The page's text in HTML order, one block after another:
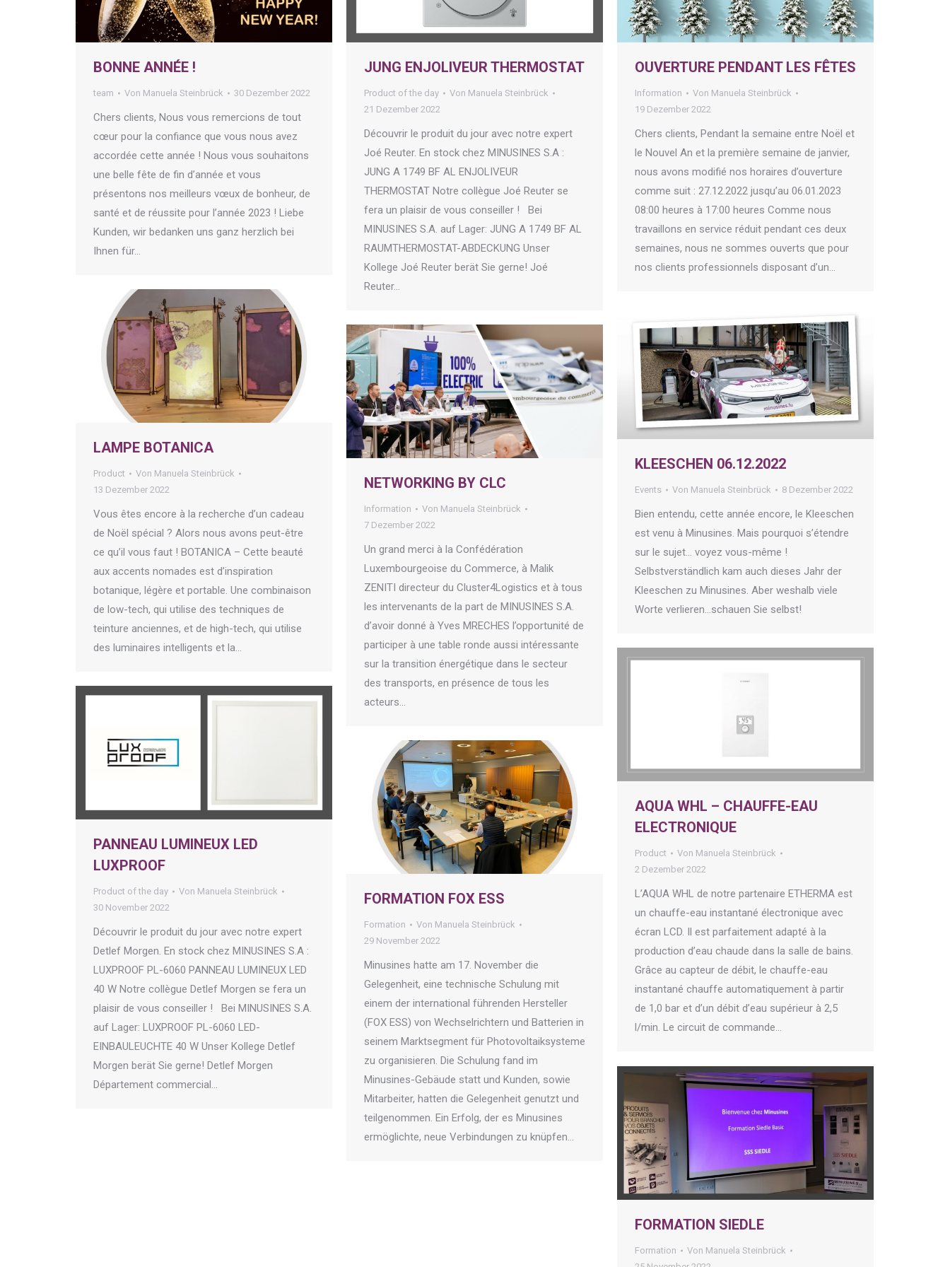
BONNE ANNÉE !
team Von Manuela Steinbrück 30 Dezember 2022
Chers clients, Nous vous remercions de tout
cœur pour la confiance que vous nous avez
accordée cette année ! Nous vous souhaitons
une belle fête de fin d’année et vous
présentons nos meilleurs vœux de bonheur, de
santé et de réussite pour l’année 2023 ! Liebe
Kunden, wir bedanken uns ganz herzlich bei
Ihnen für…
JUNG ENJOLIVEUR THERMOSTAT
Product of the day Von Manuela Steinbrück
21 Dezember 2022
Découvrir le produit du jour avec notre expert
Joé Reuter. En stock chez MINUSINES S.A :
JUNG A 1749 BF AL ENJOLIVEUR
THERMOSTAT Notre collègue Joé Reuter se
fera un plaisir de vous conseiller ! Bei
MINUSINES S.A. auf Lager: JUNG A 1749 BF AL
RAUMTHERMOSTAT-ABDECKUNG Unser
Kollege Joé Reuter berät Sie gerne! Joé
Reuter…
OUVERTURE PENDANT LES FÊTES
Information Von Manuela Steinbrück
19 Dezember 2022
Chers clients, Pendant la semaine entre Noël et
le Nouvel An et la première semaine de janvier,
nous avons modifié nos horaires d’ouverture
comme suit : 27.12.2022 jusqu’au 06.01.2023
08:00 heures à 17:00 heures Comme nous
travaillons en service réduit pendant ces deux
semaines, nous ne sommes ouverts que pour
nos clients professionnels disposant d’un…
LAMPE BOTANICA
Product Von Manuela Steinbrück
13 Dezember 2022
Vous êtes encore à la recherche d’un cadeau
de Noël spécial ? Alors nous avons peut-être
ce qu’il vous faut ! BOTANICA – Cette beauté
aux accents nomades est d’inspiration
botanique, légère et portable. Une combinaison
de low-tech, qui utilise des techniques de
teinture anciennes, et de high-tech, qui utilise
des luminaires intelligents et la…
KLEESCHEN 06.12.2022
Events Von Manuela Steinbrück 8 Dezember 2022
Bien entendu, cette année encore, le Kleeschen
est venu à Minusines. Mais pourquoi s’étendre
sur le sujet… voyez vous-même !
Selbstverständlich kam auch dieses Jahr der
Kleeschen zu Minusines. Aber weshalb viele
Worte verlieren…schauen Sie selbst!
NETWORKING BY CLC
Information Von Manuela Steinbrück
7 Dezember 2022
Un grand merci à la Confédération
Luxembourgeoise du Commerce, à Malik
ZENITI directeur du Cluster4Logistics et à tous
les intervenants de la part de MINUSINES S.A.
d’avoir donné à Yves MRECHES l’opportunité de
participer à une table ronde aussi intéressante
sur la transition énergétique dans le secteur
des transports, en présence de tous les
acteurs…
AQUA WHL – CHAUFFE-EAU
ELECTRONIQUE
Product Von Manuela Steinbrück
2 Dezember 2022
L’AQUA WHL de notre partenaire ETHERMA est
un chauffe-eau instantané électronique avec
écran LCD. Il est parfaitement adapté à la
production d’eau chaude dans la salle de bains.
Grâce au capteur de débit, le chauffe-eau
instantané chauffe automatiquement à partir
de 1,0 bar et d’un débit d’eau supérieur à 2,5
l/min. Le circuit de commande…
PANNEAU LUMINEUX LED
LUXPROOF
Product of the day Von Manuela Steinbrück
30 November 2022
Découvrir le produit du jour avec notre expert
Detlef Morgen. En stock chez MINUSINES S.A :
LUXPROOF PL-6060 PANNEAU LUMINEUX LED
40 W Notre collègue Detlef Morgen se fera un
plaisir de vous conseiller ! Bei MINUSINES S.A.
auf Lager: LUXPROOF PL-6060 LED-
EINBAULEUCHTE 40 W Unser Kollege Detlef
Morgen berät Sie gerne! Detlef Morgen
Département commercial…
FORMATION FOX ESS
Formation Von Manuela Steinbrück
29 November 2022
Minusines hatte am 17. November die
Gelegenheit, eine technische Schulung mit
einem der international führenden Hersteller
(FOX ESS) von Wechselrichtern und Batterien in
seinem Marktsegment für Photovoltaiksysteme
zu organisieren. Die Schulung fand im
Minusines-Gebäude statt und Kunden, sowie
Mitarbeiter, hatten die Gelegenheit genutzt und
teilgenommen. Ein Erfolg, der es Minusines
ermöglichte, neue Verbindungen zu knüpfen…
FORMATION SIEDLE
Formation Von Manuela Steinbrück